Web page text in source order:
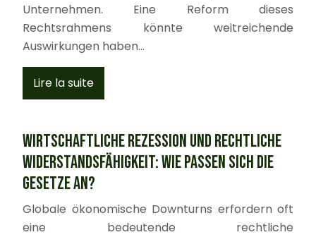
Unternehmen. Eine Reform dieses
Rechtsrahmens könnte weitreichende
Auswirkungen haben…
Lire la suite
Wirtschaftliche Rezession und rechtliche
Widerstandsfähigkeit: Wie passen sich die
Gesetze an?
Globale ökonomische Downturns erfordern oft
eine bedeutende rechtliche